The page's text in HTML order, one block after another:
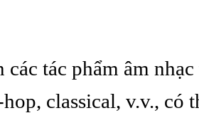
tác phẩm âm
classical, v.v., có